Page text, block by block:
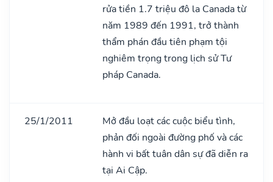
rửa tiền 1.7 triệu đô la Canada từ
năm 1989 đến 1991, trở thành
thẩm phán đầu tiên phạm tội
nghiêm trọng trong lịch sử Tư
pháp Canada.
25/1/2011
Mở đầu loạt các cuộc biểu tình,
phản đối ngoài đường phố và các
hành vi bất tuân dân sự đã diễn ra
tại Ai Cập.